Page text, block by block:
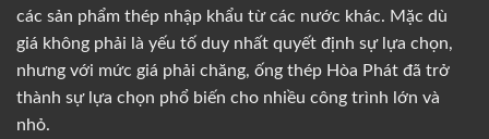
các sản phẩm thép nhập khẩu từ các nước khác. Mặc dù
giá không phải là yếu tố duy nhất quyết định sự lựa chọn,
nhưng với mức giá phải chăng, ống thép Hòa Phát đã trở
thành sự lựa chọn phổ biến cho nhiều công trình lớn và
nhỏ.